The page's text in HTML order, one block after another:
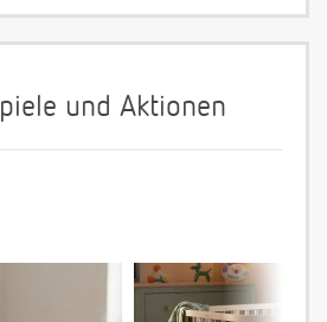
und Aktionen